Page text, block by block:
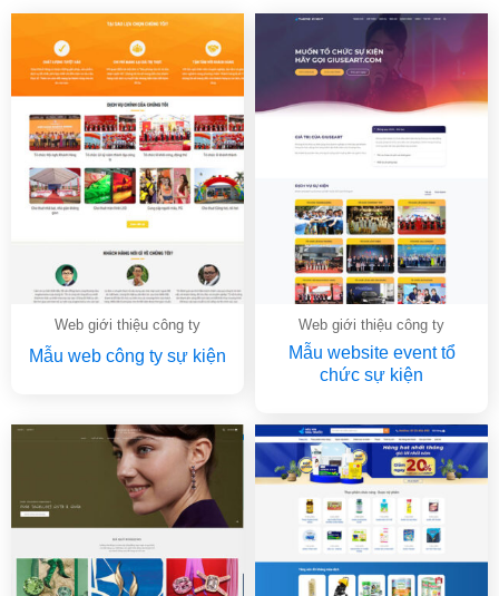
Web giới thiệu công ty
Mẫu web công ty sự kiện
Web giới thiệu công ty
Mẫu website event tổ
chức sự kiện